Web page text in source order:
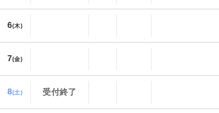
6(木)
7(金)
8(土) 受付終了